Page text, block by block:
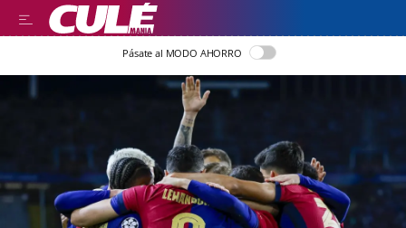
Pásate al MODO AHORRO